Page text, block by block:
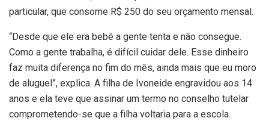
particular, que consome R$ 250 do seu orçamento mensal.
“Desde que ele era bebê a gente tenta e não consegue.
Como a gente trabalha, é difícil cuidar dele. Esse dinheiro
faz muita diferença no fim do mês, ainda mais que eu moro
de aluguel”, explica. A filha de Ivoneide engravidou aos 14
anos e ela teve que assinar um termo no conselho tutelar
comprometendo-se que a filha voltaria para a escola.